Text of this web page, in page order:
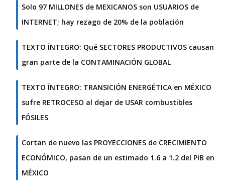
Solo 97 MILLONES de MEXICANOS son USUARIOS de
INTERNET; hay rezago de 20% de la población
TEXTO ÍNTEGRO: Qué SECTORES PRODUCTIVOS causan
gran parte de la CONTAMINACIÓN GLOBAL
TEXTO ÍNTEGRO: TRANSICIÓN ENERGÉTICA en MÉXICO
sufre RETROCESO al dejar de USAR combustibles
FÓSILES
Cortan de nuevo las PROYECCIONES de CRECIMIENTO
ECONÓMICO, pasan de un estimado 1.6 a 1.2 del PIB en
MÉXICO